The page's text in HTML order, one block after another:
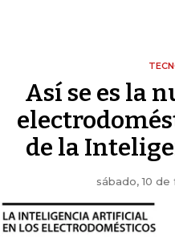
Así se es la
de la
sábado, 10